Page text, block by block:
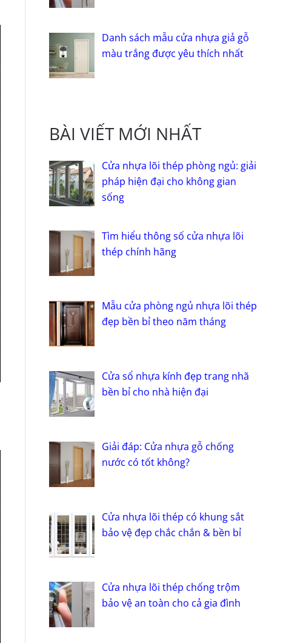
Danh sách mẫu cửa nhựa giả gỗ
màu trắng được yêu thích nhất
BÀI VIẾT MỚI NHẤT
Cửa nhựa lõi thép phòng ngủ: giải
pháp hiện đại cho không gian
sống
Tìm hiểu thông số cửa nhựa lõi
thép chính hãng
Mẫu cửa phòng ngủ nhựa lõi thép
đẹp bền bỉ theo năm tháng
Cửa sổ nhựa kính đẹp trang nhã
bền bỉ cho nhà hiện đại
Giải đáp: Cửa nhựa gỗ chống
nước có tốt không?
Cửa nhựa lõi thép có khung sắt
bảo vệ đẹp chắc chắn & bền bỉ
Cửa nhựa lõi thép chống trộm
bảo vệ an toàn cho cả gia đình